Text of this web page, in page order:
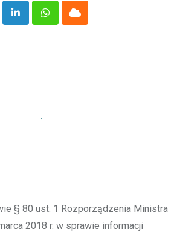
LinkedInWhatsappCloud
§ 80 ust. 1 Rozporządzenia Ministra
2018 r. w sprawie informacji